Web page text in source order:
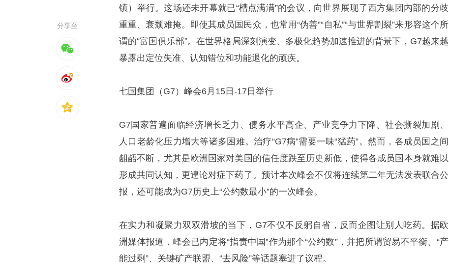
分享至
镇）举行。这场还未开幕就已“槽点满满”的会议，向世界展现了西方集团内部的分歧
重重、衰颓难掩。即使其成员国民众，也常用“伪善”“自私”“与世界割裂”来形容这个所
谓的“富国俱乐部”。在世界格局深刻演变、多极化趋势加速推进的背景下，G7越来越
暴露出定位失准、认知错位和功能退化的顽疾。
七国集团（G7）峰会6月15日-17日举行
G7国家普遍面临经济增长乏力、债务水平高企、产业竞争力下降、社会撕裂加剧、
人口老龄化压力增大等诸多困难。治疗“G7病”需要一味“猛药”。然而，各成员国之间
龃龉不断，尤其是欧洲国家对美国的信任度跌至历史新低，使得各成员国本身就难以
形成共同认知，更遑论对症下药了。预计本次峰会不仅将连续第二年无法发表联合公
报，还可能成为G7历史上“公约数最小”的一次峰会。
在实力和凝聚力双双滑坡的当下，G7不仅不反躬自省，反而企图让别人吃药。据欧
洲媒体报道，峰会已内定将“指责中国”作为那个“公约数”，并把所谓贸易不平衡、“产
能过剩”、关键矿产联盟、“去风险”等话题塞进了议程。